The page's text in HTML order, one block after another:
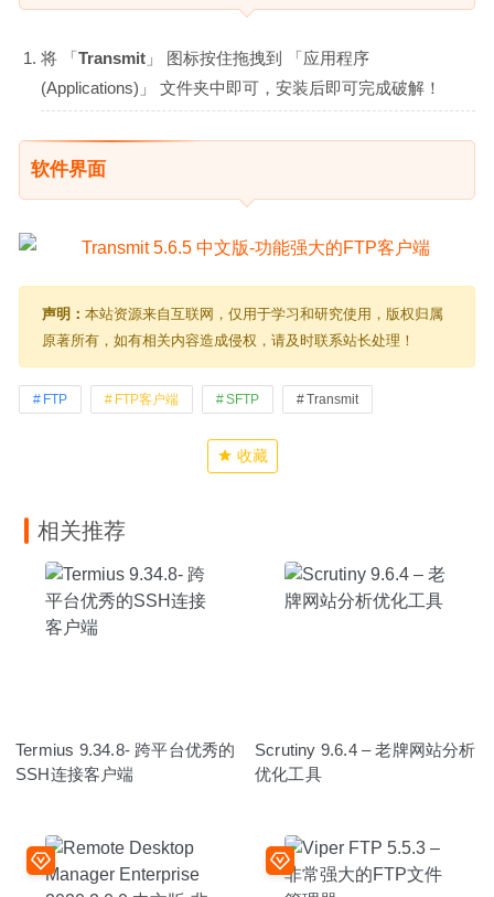
将 「Transmit 」 图标按住拖拽到 「应用程序
(Applications)」 文件夹中即可，安装后即可完成破解！
软件界面
声明： 本站资源来自互联网，仅用于学习和研究使用，版权归属
原著所有，如有相关内容造成侵权，请及时联系站长处理！
FTP FTP客户端 SFTP Transmit
收藏
相关推荐
Termius 9.34.8- 跨平台优秀的
SSH连接客户端
Scrutiny 9.6.4 – 老牌网站分析
优化工具